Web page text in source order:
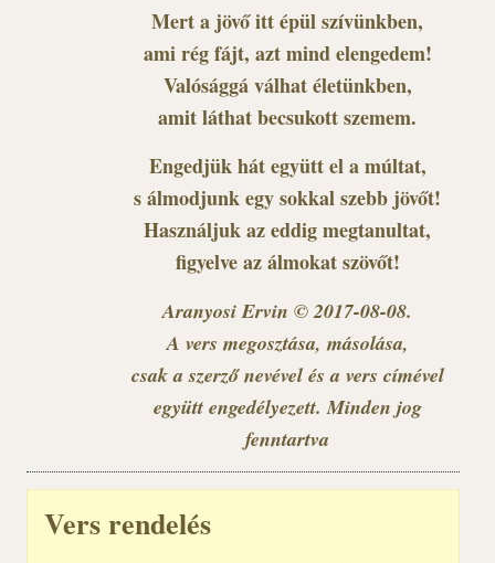
Mert a jövő itt épül szívünkben,
ami rég fájt, azt mind elengedem!
Valósággá válhat életünkben,
amit láthat becsukott szemem.
Engedjük hát együtt el a múltat,
s álmodjunk egy sokkal szebb jövőt!
Használjuk az eddig megtanultat,
figyelve az álmokat szövőt!
Aranyosi Ervin © 2017-08-08.
A vers megosztása, másolása,
csak a szerző nevével és a vers címével
együtt engedélyezett. Minden jog
fenntartva
Vers rendelés